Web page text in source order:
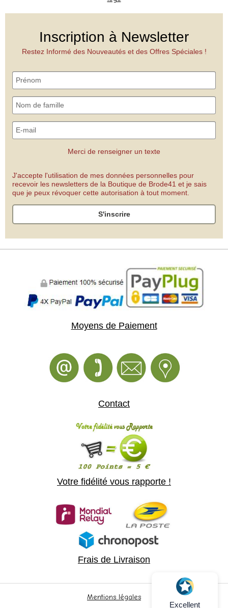
Inscription à Newsletter
Restez Informé des Nouveautés et des Offres Spéciales !
Merci de renseigner un texte
J'accepte l'utilisation de mes données personnelles pour
recevoir les newsletters de la Boutique de Brode41 et je sais
que je peux révoquer cette autorisation à tout moment.
S'inscrire
Moyens de Paiement
Contact
Votre fidélité vous rapporte !
Frais de Livraison
Mentions légales
Excellent